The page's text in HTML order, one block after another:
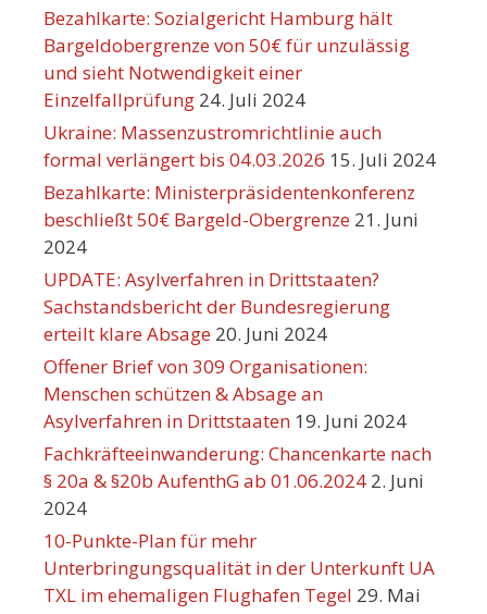
Bezahlkarte: Sozialgericht Hamburg hält
Bargeldobergrenze von 50€ für unzulässig
und sieht Notwendigkeit einer
Einzelfallprüfung 24. Juli 2024
Ukraine: Massenzustromrichtlinie auch
formal verlängert bis 04.03.2026 15. Juli 2024
Bezahlkarte: Ministerpräsidentenkonferenz
beschließt 50€ Bargeld-Obergrenze 21. Juni
2024
UPDATE: Asylverfahren in Drittstaaten?
Sachstandsbericht der Bundesregierung
erteilt klare Absage 20. Juni 2024
Offener Brief von 309 Organisationen:
Menschen schützen & Absage an
Asylverfahren in Drittstaaten 19. Juni 2024
Fachkräfteeinwanderung: Chancenkarte nach
§ 20a & §20b AufenthG ab 01.06.2024 2. Juni
2024
10-Punkte-Plan für mehr
Unterbringungsqualität in der Unterkunft UA
TXL im ehemaligen Flughafen Tegel 29. Mai